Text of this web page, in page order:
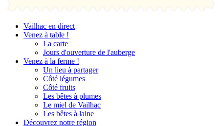
Vailhac en direct
Venez à table !
La carte
Jours d'ouverture de l'auberge
Venez à la ferme !
Un lieu à partager
Côté légumes
Côté fruits
Les bêtes à plumes
Le miel de Vailhac
Les bêtes à laine
Découvrez notre région